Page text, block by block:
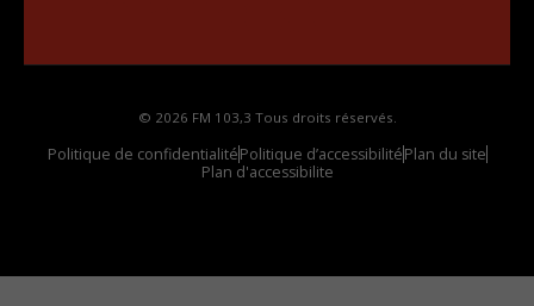
© 2026 FM 103,3 Tous droits réservés.
Politique de confidentialitéPolitique d’accessibilitéPlan du site
Plan d'accessibilite